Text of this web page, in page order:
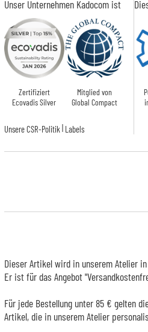
Unser Unternehmen Kadocom ist
Zertifiziert
Ecovadis Silver
Mitglied von
Global Compact
Unsere CSR-Politik | Labels
Dieser Artikel wird in unserem Atelier
Er ist für das Angebot
Für jede Bestellung unter 85 € gelten
Artikel, die in unserem Atelier